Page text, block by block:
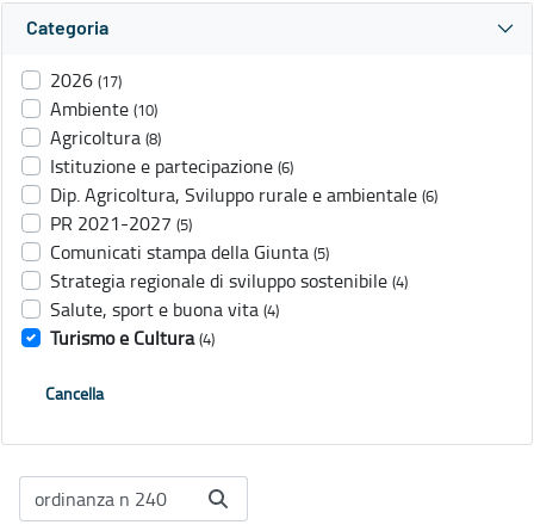
Categoria
2026 (17)
Ambiente (10)
Agricoltura (8)
Istituzione e partecipazione (6)
Dip. Agricoltura, Sviluppo rurale e ambientale (6)
PR 2021-2027 (5)
Comunicati stampa della Giunta (5)
Strategia regionale di sviluppo sostenibile (4)
Salute, sport e buona vita (4)
Turismo e Cultura (4)
Cancella